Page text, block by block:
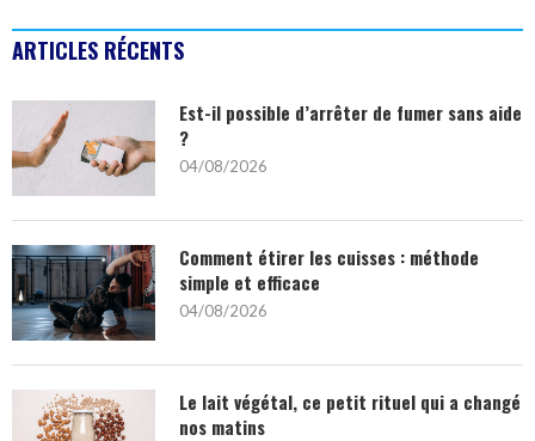
ARTICLES RÉCENTS
Est-il possible d’arrêter de fumer sans aide
?
04/08/2026
Comment étirer les cuisses : méthode
simple et efficace
04/08/2026
Le lait végétal, ce petit rituel qui a changé
nos matins